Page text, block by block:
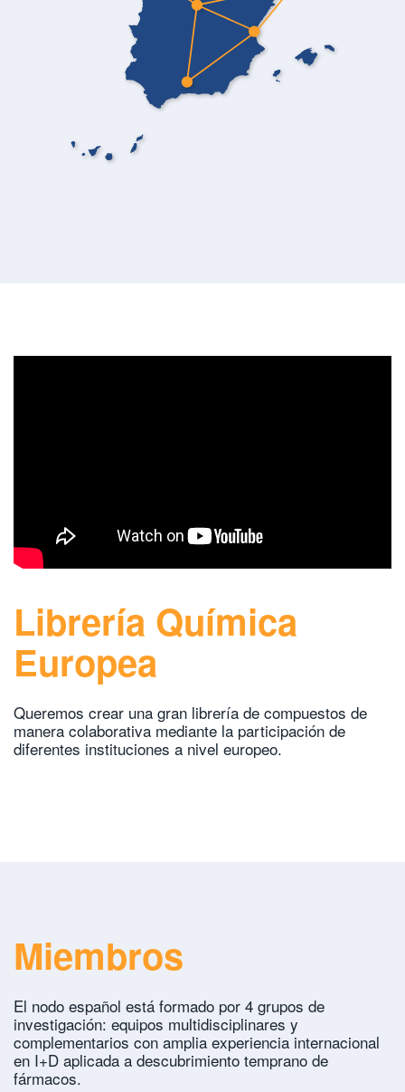
Librería Química
Europea
Queremos crear una gran librería de compuestos de
manera colaborativa mediante la participación de
diferentes instituciones a nivel europeo.
Miembros
El nodo español está formado por 4 grupos de
investigación: equipos multidisciplinares y
complementarios con amplia experiencia internacional
en I+D aplicada a descubrimiento temprano de
fármacos.